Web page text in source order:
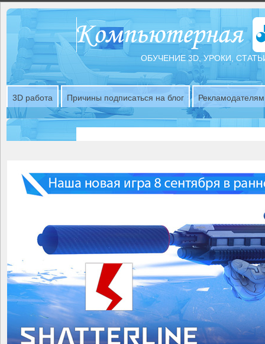
ОБУЧЕНИЕ 3D, УРОКИ,
3D работа Причины подписаться на блог Рекламодателям